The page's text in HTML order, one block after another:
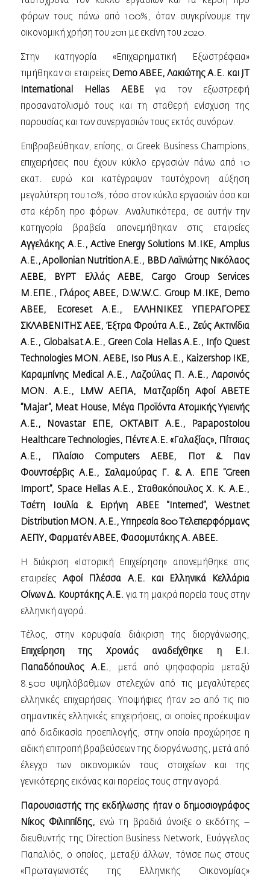
φόρων τους πάνω από 100%, όταν συγκρίνουμε την
οικονομική χρήση του 2011 με εκείνη του 2020.
Στην κατηγορία «Eπιχειρηματική Εξωστρέφεια»
τιμήθηκαν οι εταιρείες Demo ABEE, Λακιώτης Α.Ε. και JT
International Hellas ΑΕΒΕγια τον εξωστρεφή
προσανατολισμό τους και τη σταθερή ενίσχυση της
παρουσίας και των συνεργασιών τους εκτός συνόρων.
Επιβραβεύθηκαν, επίσης, οι Greek Business Champions,
επιχειρήσεις που έχουν κύκλο εργασιών πάνω από 10
εκατ. ευρώ και κατέγραψαν ταυτόχρονη αύξηση
μεγαλύτερη του 10%, τόσο στον κύκλο εργασιών όσο και
στα κέρδη προ φόρων. Αναλυτικότερα, σε αυτήν την
κατηγορία βραβεία απονεμήθηκαν στις εταιρείες
Αγγελάκης A.E., Active Energy Solutions Μ.ΙΚΕ, Amplus
A.E., Apollonian Nutrition A.E., BBD Λαϊνιώτης Νικόλαος
ΑΕΒΕ, ΒΥΡΤ Ελλάς ΑΕΒΕ, Cargo Group Services
Μ.ΕΠΕ., Γλάρος ΑΒΕΕ, D.W.W.C. Group Μ.ΙΚΕ, Demo
ABEE, Ecoreset A.E., ΕΛΛΗΝΙΚΕΣ ΥΠΕΡΑΓΟΡΕΣ
ΣΚΛΑΒΕΝΙΤΗΣ AEE, Έξτρα Φρούτα Α.Ε., Ζεύς Ακτινίδια
Α.Ε., Globalsat A.E., Green Cola Hellas A.E., Info Quest
Technologies ΜΟΝ. ΑΕΒΕ, Iso Plus Α.Ε., Kaizershop ΙΚΕ,
Καραμπίνης Medical Α.Ε., Λαζούλας Π. Α.Ε., Λαρσινός
ΜΟΝ. Α.E., LMW AΕΠΑ, Ματζαρίδη Αφοί ΑΒΕΤΕ
”Majar”, Meat House, Μέγα Προϊόντα Ατομικής Υγιεινής
Α.Ε., Novastar ΕΠΕ, OΚΤΑΒΙΤ Α.Ε., Papapostolou
Healthcare Τechnologies, Πέντε Α.Ε. «Γαλαξίας», Πίτσιας
Α.Ε., Πλαίσιο Computers ΑΕΒΕ, Ποτ & Παν
Φουντσέρβις Α.Ε., Σαλαμούρας Γ. & Α. ΕΠΕ ”Green
Import”, Space Hellas Α.Ε., Σταθακόπουλος Χ. Κ. Α.Ε.,
Τσέτη Ιουλία & Ειρήνη ΑΒΕΕ “Interned”, Westnet
Distribution ΜΟΝ. A.E., Υπηρεσία 800 Τελεπερφόρμανς
ΑΕΠΥ, Φαρματέν ΑΒΕΕ, Φασομυτάκης A. ΑΒΕΕ.
Η διάκριση «Ιστορική Επιχείρηση» απονεμήθηκε στις
εταιρείες Αφοί Πλέσσα Α.Ε. και Ελληνικά Κελλάρια
Οίνων Δ. Κουρτάκης Α.Ε. για τη μακρά πορεία τους στην
ελληνική αγορά.
Τέλος, στην κορυφαία διάκριση της διοργάνωσης,
Επιχείρηση της Χρονιάς αναδείχθηκε η Ε.Ι.
Παπαδόπουλος Α.Ε. , μετά από ψηφοφορία μεταξύ
8.500 υψηλόβαθμων στελεχών από τις μεγαλύτερες
ελληνικές επιχειρήσεις. Υποψήφιες ήταν 20 από τις πιο
σημαντικές ελληνικές επιχειρήσεις, οι οποίες προέκυψαν
από διαδικασία προεπιλογής, στην οποία προχώρησε η
ειδική επιτροπή βραβεύσεων της διοργάνωσης, μετά από
έλεγχο των οικονομικών τους στοιχείων και της
γενικότερης εικόνας και πορείας τους στην αγορά.
Παρουσιαστής της εκδήλωσης ήταν ο δημοσιογράφος
Νίκος Φιλιππίδης, ενώ τη βραδιά άνοιξε ο εκδότης –
διευθυντής της Direction Business Network, Ευάγγελος
Παπαλιός, ο οποίος, μεταξύ άλλων, τόνισε πως στους
«Πρωταγωνιστές της Ελληνικής Οικονομίας»